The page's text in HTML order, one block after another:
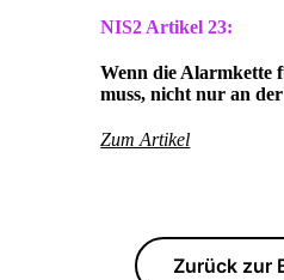
NIS2 Artikel23:
Wenn die Alarmkette
muss, nicht nur an
Zum Artikel
Zurück zur